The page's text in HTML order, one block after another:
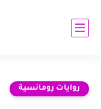
روايات رومانسية